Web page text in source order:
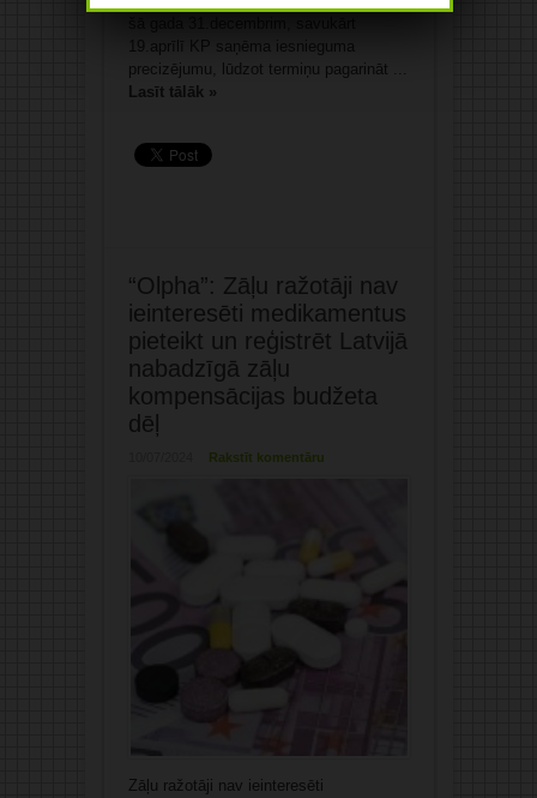
19.aprīlī KP saņēma iesnieguma
precizējumu, lūdzot termiņu pagarināt ...
Lasīt tālāk »
“Olpha”: Zāļu ražotāji nav
ieinteresēti medikamentus
pieteikt un reģistrēt Latvijā
nabadzīgā zāļu
kompensācijas budžeta
dēļ
Rakstīt komentāru
Zāļu ražotāji nav ieinteresēti